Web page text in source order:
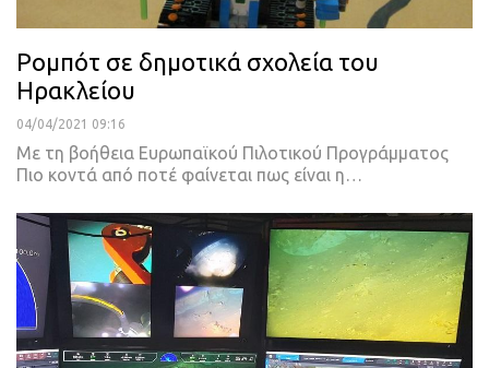
Ρομπότ σε δημοτικά σχολεία του
Ηρακλείου
04/04/2021 09:16
Mε τη βοήθεια Ευρωπαϊκού Πιλοτικού Προγράμματος
Πιο κοντά από ποτέ φαίνεται πως είναι η…